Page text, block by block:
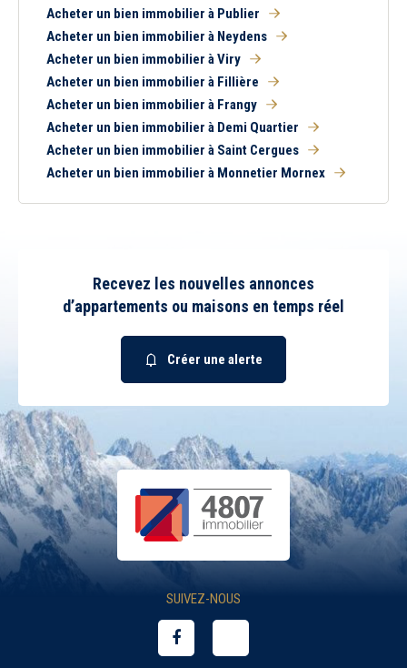
Acheter un bien immobilier à Publier
Acheter un bien immobilier à Neydens
Acheter un bien immobilier à Viry
Acheter un bien immobilier à Fillière
Acheter un bien immobilier à Frangy
Acheter un bien immobilier à Demi Quartier
Acheter un bien immobilier à Saint Cergues
Acheter un bien immobilier à Monnetier Mornex
Recevez les nouvelles annonces
d’appartements ou maisons en temps réel
Créer une alerte
SUIVEZ-NOUS